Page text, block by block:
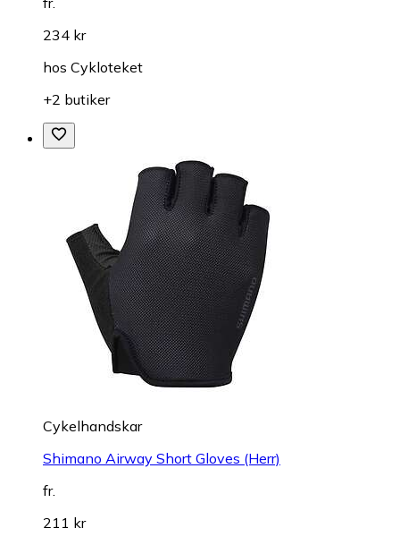
234 kr
hos Cykloteket
+2 butiker
Cykelhandskar
Shimano Airway Short Gloves (Herr)
fr.
211 kr